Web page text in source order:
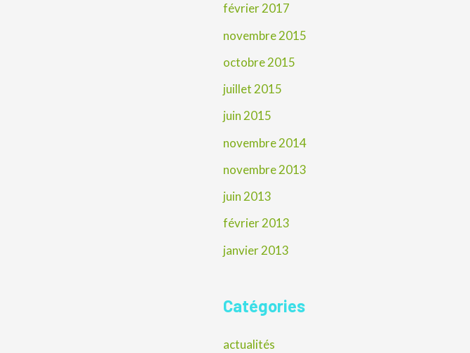
février 2017
novembre 2015
octobre 2015
juillet 2015
juin 2015
novembre 2014
novembre 2013
juin 2013
février 2013
janvier 2013
Catégories
actualités